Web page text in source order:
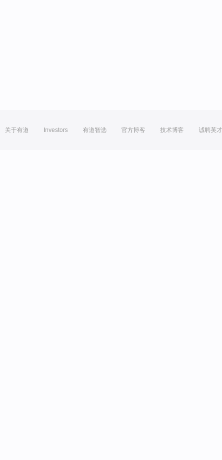
关于有道 Investors 有道智选 官方博客 技术博客 诚聘英才